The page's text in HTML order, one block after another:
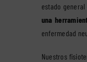
estado
una
enfermedad
Nuestros